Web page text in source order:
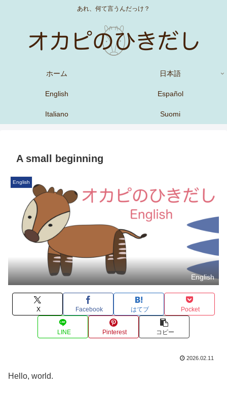
あれ、何て言うんだっけ？
ホーム 日本語
English Español
Italiano Suomi
A small beginning
English
English
X Facebook はてブ Pocket
LINE Pinterest コピー
2026.02.11
Hello, world.